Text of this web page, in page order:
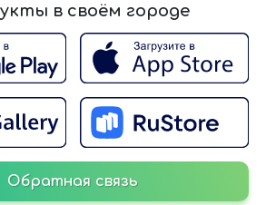
в своём городе
Обратная связь